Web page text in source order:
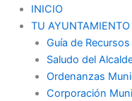
INICIO
TU AYUNTAMIENTO
Guía de
Saludo del
Ordenanzas
Corporación